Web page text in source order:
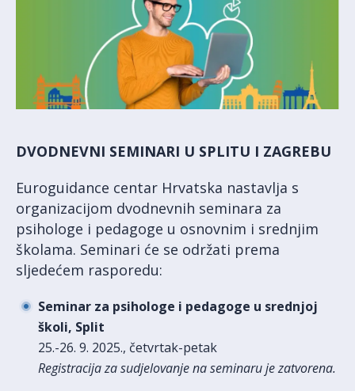
DVODNEVNI SEMINARI U SPLITU I ZAGREBU
Euroguidance centar Hrvatska nastavlja s
organizacijom dvodnevnih seminara za
psihologe i pedagoge u osnovnim i srednjim
školama. Seminari će se održati prema
sljedećem rasporedu:
Seminar za psihologe i pedagoge u srednjoj
školi, Split
25.-26. 9. 2025., četvrtak-petak
Registracija za sudjelovanje na seminaru je zatvorena.